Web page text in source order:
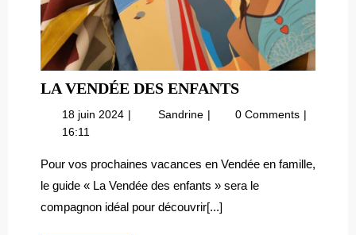
LA VENDÉE DES ENFANTSLA
VENDÉE
18 juin 2024 18
Sandrine La
enfants
0 Comments
16:11
Pour vos prochaines vacances en Vendée en famille,
le guide « La Vendée des enfants » sera le
compagnon idéal pour découvrir[...]